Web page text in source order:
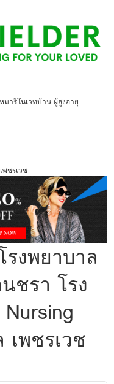
มารีโนเวทบ้าน ผู้สูงอายุ
พชรเวช
งพยาบาล
ชรา โรง
เพชรเวช